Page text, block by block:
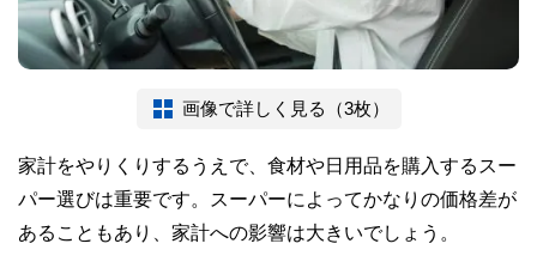
画像で詳しく見る（3枚）
家計をやりくりするうえで、食材や日用品を購入するスー
パー選びは重要です。スーパーによってかなりの価格差が
あることもあり、家計への影響は大きいでしょう。